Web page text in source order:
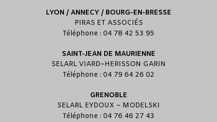
LYON / ANNECY / BOURG-EN-BRESSE
PIRAS ET ASSOCIÉS
Téléphone : 04 78 42 53 95
SAINT-JEAN DE MAURIENNE
SELARL VIARD–HERISSON GARIN
Téléphone : 04 79 64 26 02
GRENOBLE
SELARL EYDOUX – MODELSKI
Téléphone : 04 76 46 27 43